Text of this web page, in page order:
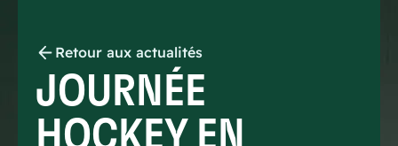
Retour aux actualités
JOURNÉE
HOCKEY EN